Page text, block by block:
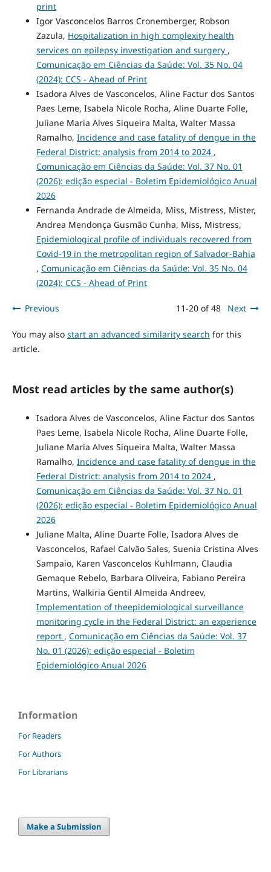
print
Igor Vasconcelos Barros Cronemberger, Robson
Zazula, Hospitalization in high complexity health
services on epilepsy investigation and surgery ,
Comunicação em Ciências da Saúde: Vol. 35 No. 04
(2024): CCS - Ahead of Print
Isadora Alves de Vasconcelos, Aline Factur dos Santos
Paes Leme, Isabela Nicole Rocha, Aline Duarte Folle,
Juliane Maria Alves Siqueira Malta, Walter Massa
Ramalho, Incidence and case fatality of dengue in the
Federal District: analysis from 2014 to 2024 ,
Comunicação em Ciências da Saúde: Vol. 37 No. 01
(2026): edição especial - Boletim Epidemiológico Anual
2026
Fernanda Andrade de Almeida, Miss, Mistress, Mister,
Andrea Mendonça Gusmão Cunha, Miss, Mistress,
Epidemiological profile of individuals recovered from
Covid-19 in the metropolitan region of Salvador-Bahia
, Comunicação em Ciências da Saúde: Vol. 35 No. 04
(2024): CCS - Ahead of Print
Previous 11-20 of 48 Next
You may also start an advanced similarity search for this
article.
Most read articles by the same author(s)
Isadora Alves de Vasconcelos, Aline Factur dos Santos
Paes Leme, Isabela Nicole Rocha, Aline Duarte Folle,
Juliane Maria Alves Siqueira Malta, Walter Massa
Ramalho, Incidence and case fatality of dengue in the
Federal District: analysis from 2014 to 2024 ,
Comunicação em Ciências da Saúde: Vol. 37 No. 01
(2026): edição especial - Boletim Epidemiológico Anual
2026
Juliane Malta, Aline Duarte Folle, Isadora Alves de
Vasconcelos, Rafael Calvão Sales, Suenia Cristina Alves
Sampaio, Karen Vasconcelos Kuhlmann, Claudia
Gemaque Rebelo, Barbara Oliveira, Fabiano Pereira
Martins, Walkiria Gentil Almeida Andreev,
Implementation of theepidemiological surveillance
monitoring cycle in the Federal District: an experience
report , Comunicação em Ciências da Saúde: Vol. 37
No. 01 (2026): edição especial - Boletim
Epidemiológico Anual 2026
Information
For Readers
For Authors
For Librarians
Make a Submission